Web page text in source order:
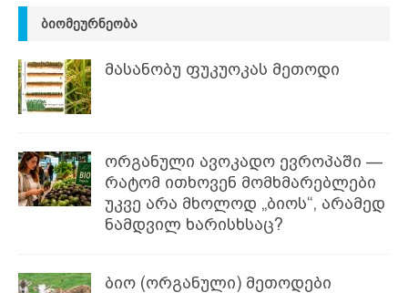
ᲑᲘᲝᲛᲔᲣᲠᲜᲔᲝᲑᲐ
მასანობუ ფუკუოკას მეთოდი
ორგანული ავოკადო ევროპაში —
რატომ ითხოვენ მომხმარებლები
უკვე არა მხოლოდ „ბიოს“, არამედ
ნამდვილ ხარისხსაც?
ბიო (ორგანული) მეთოდები